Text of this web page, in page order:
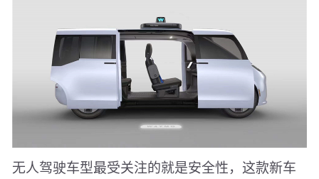
无人驾驶车型最受关注的就是安全性，这款新车